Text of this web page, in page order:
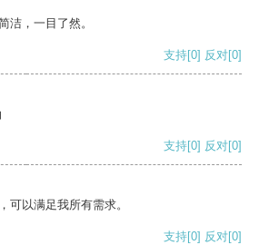
洁，一目了然。
支持[0] 反对[0]
支持[0] 反对[0]
可以满足我所有需求。
支持[0] 反对[0]